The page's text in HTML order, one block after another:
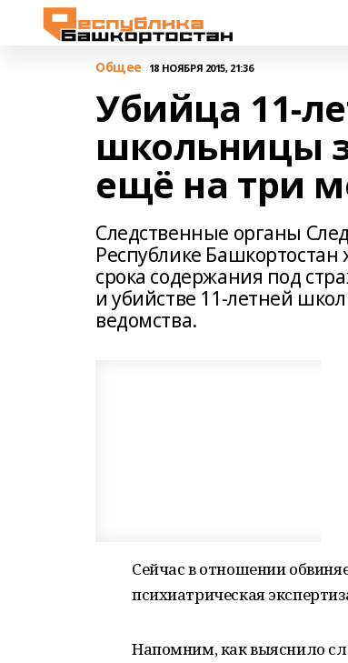
Общее 18 НОЯБРЯ 2015, 21:36
Убийца 11-
школьницы
ещё на три
Следственные органы
Республике
срока содержания под
и убийстве 11-летней
ведомства.
Сейчас в отношении
психиатрическая
Напомним, как выяснило